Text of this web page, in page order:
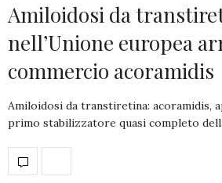
Amiloidosi da
nell’Unione europea
commercio acoramidis
Amiloidosi da transtiretina: acoramidis,
primo stabilizzatore quasi completo